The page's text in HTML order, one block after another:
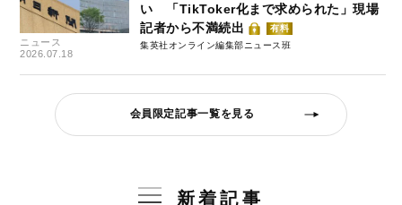
ニュース
2026.07.18
い 「TikToker化まで求められた」現場
記者から不満続出
有料
集英社オンライン編集部ニュース班
会員限定記事一覧を見る
新着記事